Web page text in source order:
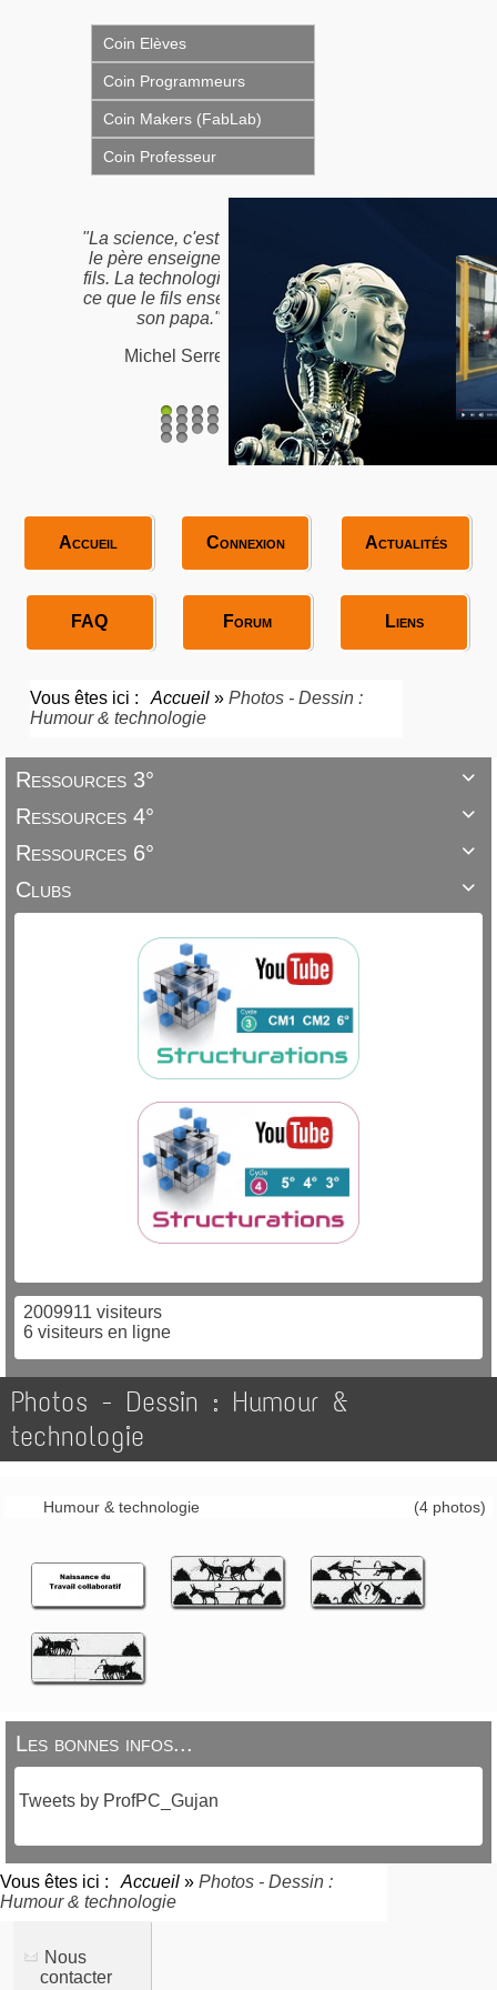
Coin Elèves
Coin Programmeurs
Coin Makers (FabLab)
Coin Professeur
"La science, c'est ce que
le père enseigne à son
fils. La technologie, c'est
ce que le fils enseigne à
son papa."
Michel Serres
la terre de nos ancêtres,
nous l'empruntons à nos
enfants"
Proverbe Amérindien /
Antoine de St-Exupéry
1 2 3 4
6 7 8 9 10
1112 15
Accueil Connexion Actualités
FAQ Forum Liens
Vous êtes ici : Accueil » Photos - Dessin :
Humour & technologie

Ressources 3°

Ressources 4°

Ressources 6°

Clubs
2009911 visiteurs
6 visiteurs en ligne
Photos - Dessin : Humour &
technologie
Humour & technologie (4 photos)
Les bonnes infos...
Tweets by ProfPC_Gujan
Vous êtes ici : Accueil » Photos - Dessin :
Humour & technologie
Nous
contacter